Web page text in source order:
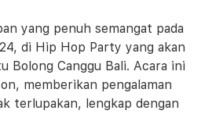
yang penuh semangat pada
di Hip Hop Party yang akan
Bolong Canggu Bali. Acara ini
memberikan pengalaman
terlupakan, lengkap dengan